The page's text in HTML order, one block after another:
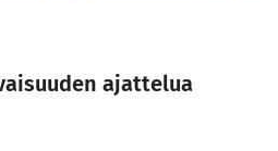
ajattelua